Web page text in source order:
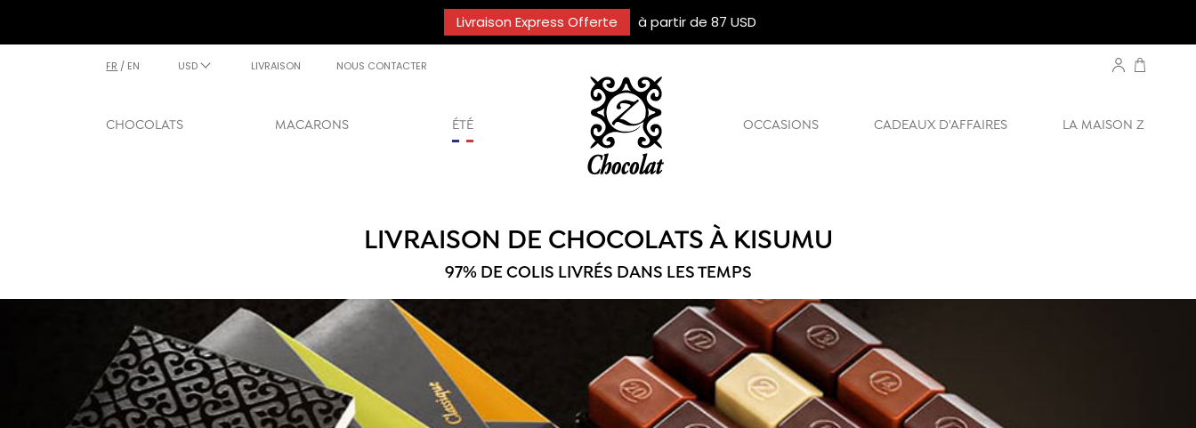
Livraison Express Offerte à partir de 87 USD
FR / EN USD LIVRAISON NOUS CONTACTER
CHOCOLATS MACARONS ÉTÉ OCCASIONS CADEAUX D'AFFAIRES LA MAISON Z
LIVRAISON DE CHOCOLATS À KISUMU
97% DE COLIS LIVRÉS DANS LES TEMPS